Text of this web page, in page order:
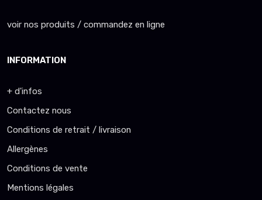
voir nos produits / commandez en ligne
INFORMATION
+ d'infos
Contactez nous
Conditions de retrait / livraison
Allergènes
Conditions de vente
Mentions légales